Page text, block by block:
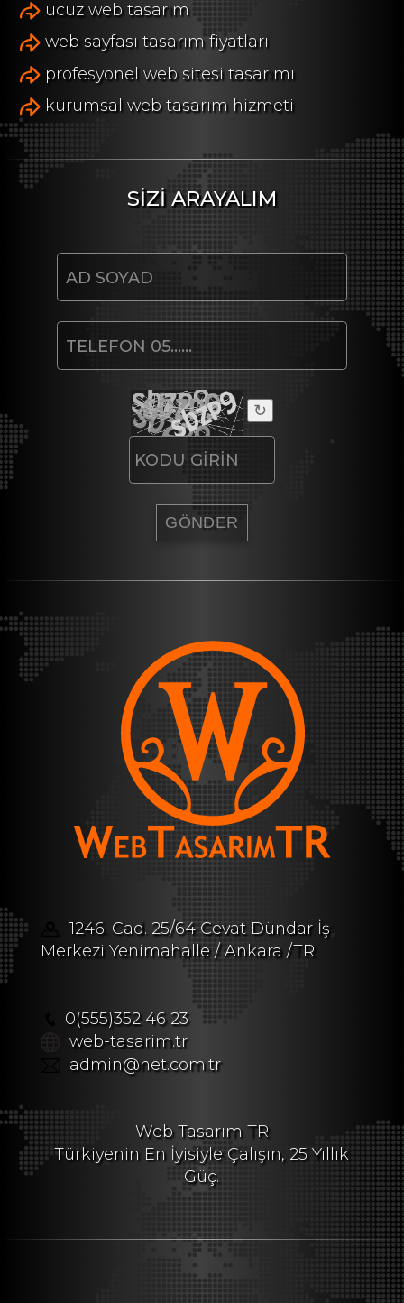
ucuz web tasarım
web sayfası tasarım fiyatları
profesyonel web sitesi tasarımı
kurumsal web tasarım hizmeti
SİZİ ARAYALIM
↻
1246. Cad. 25/64 Cevat Dündar İş
Merkezi Yenimahalle / Ankara /TR
0(555)352 46 23
web-tasarim.tr
admin@net.com.tr
Web Tasarım TR
Türkiyenin En İyisiyle Çalışın, 25 Yıllık
Güç.